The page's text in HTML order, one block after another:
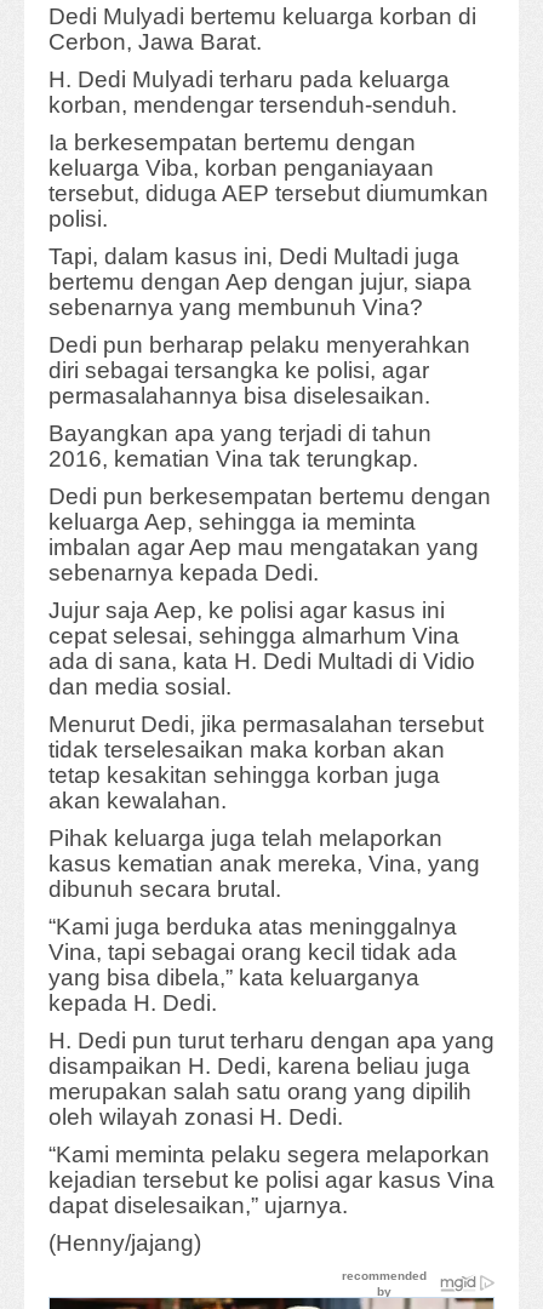
Dedi Mulyadi bertemu keluarga korban di
Cerbon, Jawa Barat.
H. Dedi Mulyadi terharu pada keluarga
korban, mendengar tersenduh-senduh.
Ia berkesempatan bertemu dengan
keluarga Viba, korban penganiayaan
tersebut, diduga AEP tersebut diumumkan
polisi.
Tapi, dalam kasus ini, Dedi Multadi juga
bertemu dengan Aep dengan jujur, siapa
sebenarnya yang membunuh Vina?
Dedi pun berharap pelaku menyerahkan
diri sebagai tersangka ke polisi, agar
permasalahannya bisa diselesaikan.
Bayangkan apa yang terjadi di tahun
2016, kematian Vina tak terungkap.
Dedi pun berkesempatan bertemu dengan
keluarga Aep, sehingga ia meminta
imbalan agar Aep mau mengatakan yang
sebenarnya kepada Dedi.
Jujur saja Aep, ke polisi agar kasus ini
cepat selesai, sehingga almarhum Vina
ada di sana, kata H. Dedi Multadi di Vidio
dan media sosial.
Menurut Dedi, jika permasalahan tersebut
tidak terselesaikan maka korban akan
tetap kesakitan sehingga korban juga
akan kewalahan.
Pihak keluarga juga telah melaporkan
kasus kematian anak mereka, Vina, yang
dibunuh secara brutal.
“Kami juga berduka atas meninggalnya
Vina, tapi sebagai orang kecil tidak ada
yang bisa dibela,” kata keluarganya
kepada H. Dedi.
H. Dedi pun turut terharu dengan apa yang
disampaikan H. Dedi, karena beliau juga
merupakan salah satu orang yang dipilih
oleh wilayah zonasi H. Dedi.
“Kami meminta pelaku segera melaporkan
kejadian tersebut ke polisi agar kasus Vina
dapat diselesaikan,” ujarnya.
(Henny/jajang)